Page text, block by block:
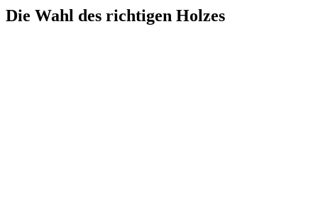
Die Wahl des richtigen Holzes